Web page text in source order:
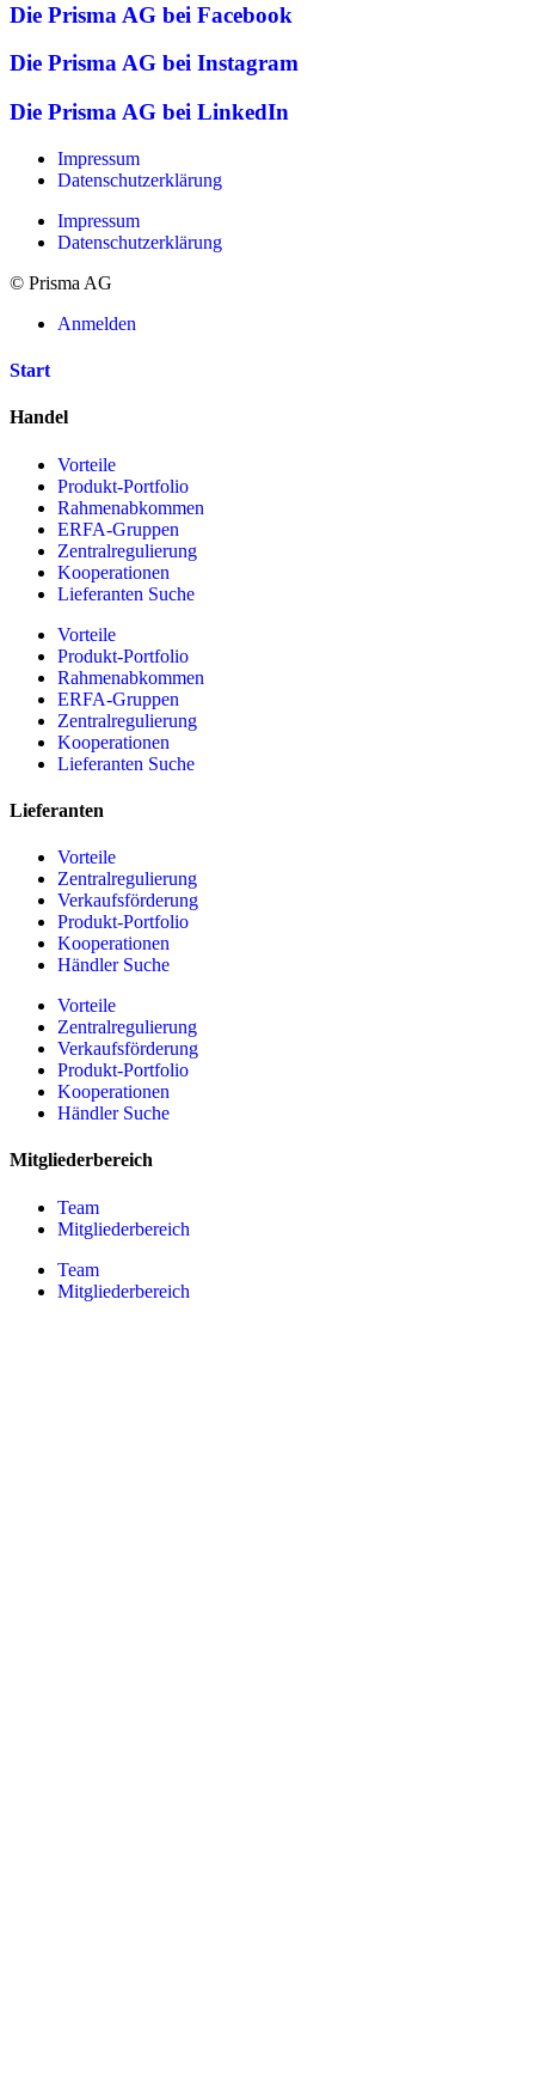
Die Prisma AG bei Facebook
Die Prisma AG bei Instagram
Die Prisma AG bei LinkedIn
Impressum
Datenschutzerklärung
Impressum
Datenschutzerklärung
© Prisma AG
Anmelden
Start
Handel
Vorteile
Produkt-Portfolio
Rahmenabkommen
ERFA-Gruppen
Zentralregulierung
Kooperationen
Lieferanten Suche
Vorteile
Produkt-Portfolio
Rahmenabkommen
ERFA-Gruppen
Zentralregulierung
Kooperationen
Lieferanten Suche
Lieferanten
Vorteile
Zentralregulierung
Verkaufsförderung
Produkt-Portfolio
Kooperationen
Händler Suche
Vorteile
Zentralregulierung
Verkaufsförderung
Produkt-Portfolio
Kooperationen
Händler Suche
Mitgliederbereich
Team
Mitgliederbereich
Team
Mitgliederbereich